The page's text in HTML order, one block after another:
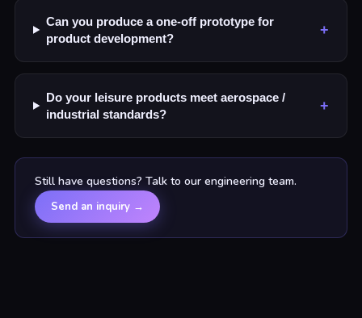
Can you produce a one-off prototype for
product development?
+
Do your leisure products meet aerospace /
industrial standards?
+
Still have questions? Talk to our engineering team.
Send an inquiry→